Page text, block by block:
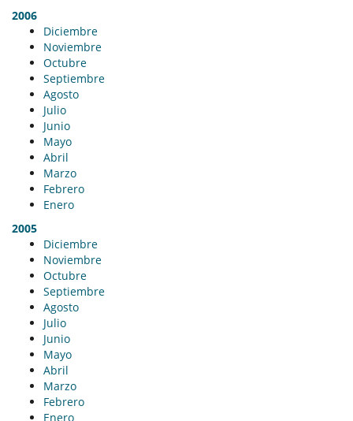
2006
Diciembre
Noviembre
Octubre
Septiembre
Agosto
Julio
Junio
Mayo
Abril
Marzo
Febrero
Enero
2005
Diciembre
Noviembre
Octubre
Septiembre
Agosto
Julio
Junio
Mayo
Abril
Marzo
Febrero
Enero